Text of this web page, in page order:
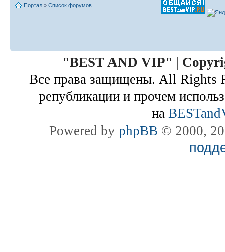
Портал » Список форумов
"BEST AND VIP" |
Все права защищены. All Rights
републикации и прочем
на
Powered by phpBB © 2000,